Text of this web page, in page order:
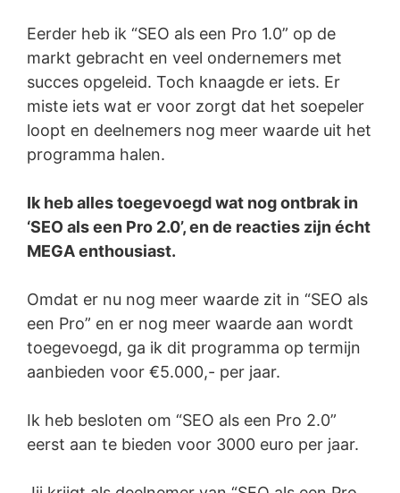
Eerder heb ik “SEO als een Pro 1.0” op de
markt gebracht en veel ondernemers met
succes opgeleid. Toch knaagde er iets. Er
miste iets wat er voor zorgt dat het soepeler
loopt en deelnemers nog meer waarde uit het
programma halen.
Ik heb alles toegevoegd wat nog ontbrak in
‘SEO als een Pro 2.0’, en de reacties zijn écht
MEGA enthousiast.
Omdat er nu nog meer waarde zit in “SEO als
een Pro” en er nog meer waarde aan wordt
toegevoegd, ga ik dit programma op termijn
aanbieden voor €5.000,- per jaar.
Ik heb besloten om “SEO als een Pro 2.0”
eerst aan te bieden voor 3000 euro per jaar.